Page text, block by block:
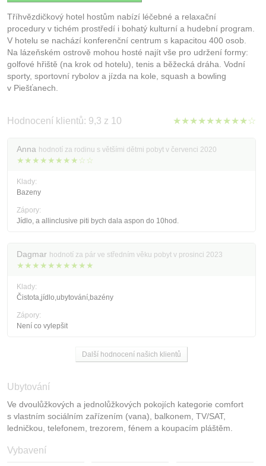
Tříhvězdičkový hotel hostům nabízí léčebné a relaxační
procedury v tichém prostředí i bohatý kulturní a hudební program.
V hotelu se nachází konferenční centrum s kapacitou 400 osob.
Na lázeňském ostrově mohou hosté najít vše pro udržení formy:
golfové hřiště (na krok od hotelu), tenis a běžecká dráha. Vodní
sporty, sportovní rybolov a jízda na kole, squash a bowling
v Piešťanech.
Hodnocení klientů: 9,3 z 10 ★★★★★★★★★☆
Anna hodnotí za rodinu s většími dětmi pobyt v červenci 2020
★★★★★★★★☆☆
Klady:
Bazeny
Zápory:
Jídlo, a allinclusive piti bych dala aspon do 10hod.
Dagmar hodnotí za pár ve středním věku pobyt v prosinci 2023
★★★★★★★★★★
Klady:
Čistota,jídlo,ubytování,bazény
Zápory:
Není co vylepšit
Další hodnocení našich klientů
Ubytování
Ve dvoulůžkových a jednolůžkových pokojích kategorie comfort
s vlastním sociálním zařízením (vana), balkonem, TV/SAT,
ledničkou, telefonem, trezorem, fénem a koupacím pláštěm.
Vybavení